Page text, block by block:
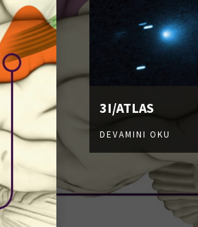
3I/ATLAS
DEVAMINI OKU